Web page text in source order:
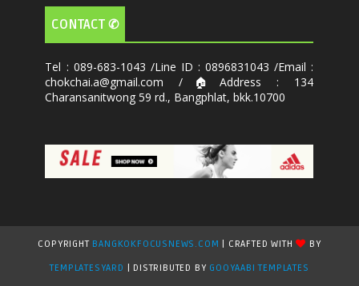
CONTACT ✆
Tel : 089-683-1043 /Line ID : 0896831043 /Email :
chokchai.a@gmail.com /🏠Address : 134
Charansanitwong 59 rd., Bangphlat, bkk.10700
COPYRIGHT BANGKOKFOCUSNEWS.COM | CRAFTED WITH
BY
TEMPLATESYARD | DISTRIBUTED BY GOOYAABI TEMPLATES